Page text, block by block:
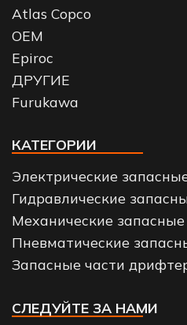
Atlas Copco
OEM
Epiroc
ДРУГИЕ
Furukawa
КАТЕГОРИИ
Электрические
Гидравлические
Механические запасные
Пневматические
Запасные части
СЛЕДУЙТЕ ЗА НАМИ